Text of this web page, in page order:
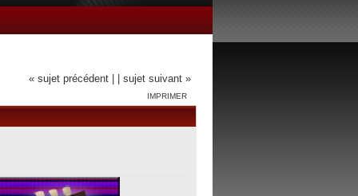
« sujet précédent | | sujet suivant »
IMPRIMER